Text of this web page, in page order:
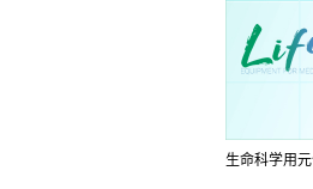
生命科学用